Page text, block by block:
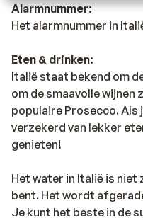
Alarmnummer:
Het alarmnummer in
Eten & drinken:
Italië staat bekend om
om de smaavolle wijnen
populaire Prosecco. Als
verzekerd van lekker
genieten!
Het water in Italië is niet
bent. Het wordt
Je kunt het beste in de